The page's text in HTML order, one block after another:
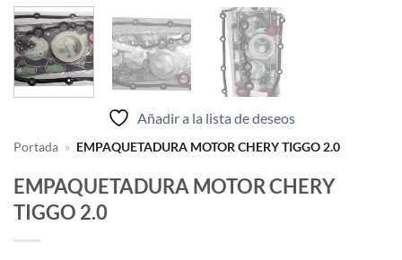
Añadir a la lista de deseos
Portada » EMPAQUETADURA MOTOR CHERY TIGGO 2.0
EMPAQUETADURA MOTOR CHERY
TIGGO 2.0